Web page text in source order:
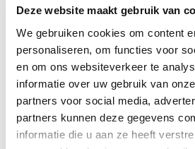
Deze website maakt gebruik van
We gebruiken cookies om content
personaliseren, om functies voor
en om ons websiteverkeer te
informatie over uw gebruik van
partners voor social media,
partners kunnen deze gegevens
informatie die u aan ze heeft
LAATSTE NIEUWS
Nieuwe minimumuurlonen per 1
Exact
Nieuw banknummer